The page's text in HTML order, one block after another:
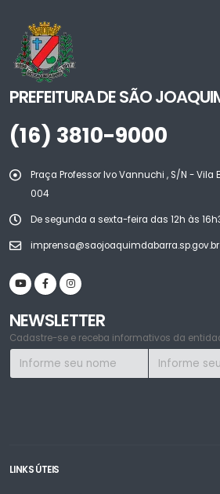
PREFEITURA DE SÃO
(16) 3810-9000
Praça Professor Ivo Vannuchi , S/N - Vila
004
De segunda a sexta-feira das 12h às
imprensa@saojoaquimdabarra.sp.gov.br
NEWSLETTER
Cadastre-se e receba informativos da
LINKS ÚTEIS